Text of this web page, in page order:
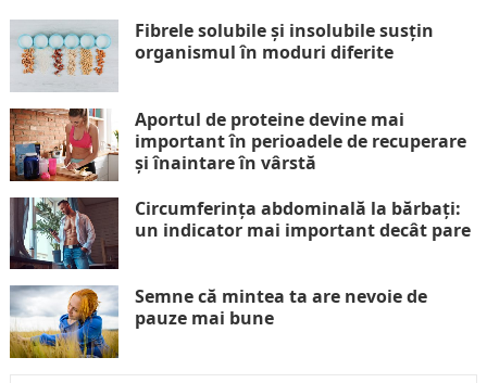
Fibrele solubile și insolubile susțin
organismul în moduri diferite
Aportul de proteine devine mai
important în perioadele de recuperare
și înaintare în vârstă
Circumferința abdominală la bărbați:
un indicator mai important decât pare
Semne că mintea ta are nevoie de
pauze mai bune